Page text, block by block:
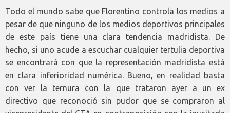
Todo el mundo sabe que Florentino controla los medios a
pesar de que ninguno de los medios deportivos principales
de este país tiene una clara tendencia madridista. De
hecho, si uno acude a escuchar cualquier tertulia deportiva
se encontrará con que la representación madridista está
en clara inferioridad numérica. Bueno, en realidad basta
con ver la ternura con la que trataron ayer a un ex
directivo que reconoció sin pudor que se compraron al